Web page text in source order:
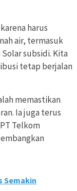
harus
air, termasuk
subsidi. Kita
tetap berjalan
memastikan
Ia juga terus
Telkom
Semakin